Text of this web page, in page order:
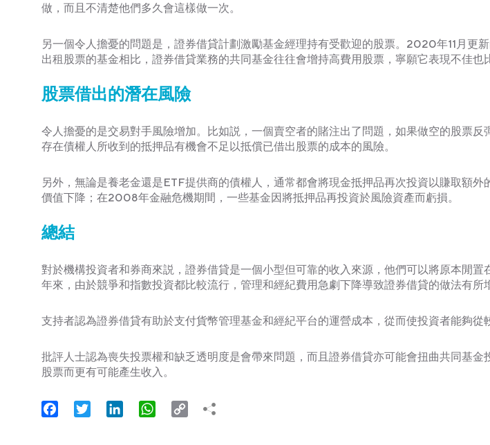
做，而且不清楚他們多久會這樣做一次。
另一個令人擔憂的問題是，證券借貸計劃激勵基金經理持有受歡迎的股票。2020年11月更
出租股票的基金相比，證券借貸業務的共同基金往往會增持高費用股票，寧願它表現不佳也
股票借出的潛在風險
令人擔憂的是交易對手風險增加。比如説，一個賣空者的賭注出了問題，如果做空的股票反
存在債權人所收到的抵押品有機會不足以抵償已借出股票的成本的風險。
另外，無論是養老金還是ETF提供商的債權人，通常都會將現金抵押品再次投資以賺取額外
價值下降​​；在2008年金融危機期間，一些基金因將抵押品再投資於風險資產而虧損。
總結
對於機構投資者和券商來説，證券借貸是一個小型但可靠的收入來源，他們可以將原本閒置
年來，由於競爭和指數投資都比較流行，管理和經紀費用急劇下降導致證券借貸的做法有所
支持者認為證券借貸有助於支付貨幣管理基金和經紀平台的運營成本，從而使投資者能夠從
批評人士認為喪失投票權和缺乏透明度是會帶來問題，而且證券借貸亦可能會扭曲共同基金
股票而更有可能產生收入。
FacebookTwitter LinkedInWhatsApp
Copy